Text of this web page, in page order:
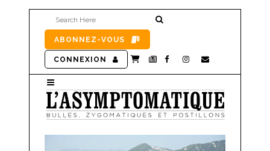
ABONNEZ-VOUS
CONNEXION